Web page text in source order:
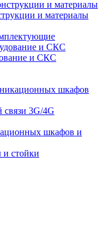
и материалы
и СКС
шкафов
3G/4G
шкафов и
стойки